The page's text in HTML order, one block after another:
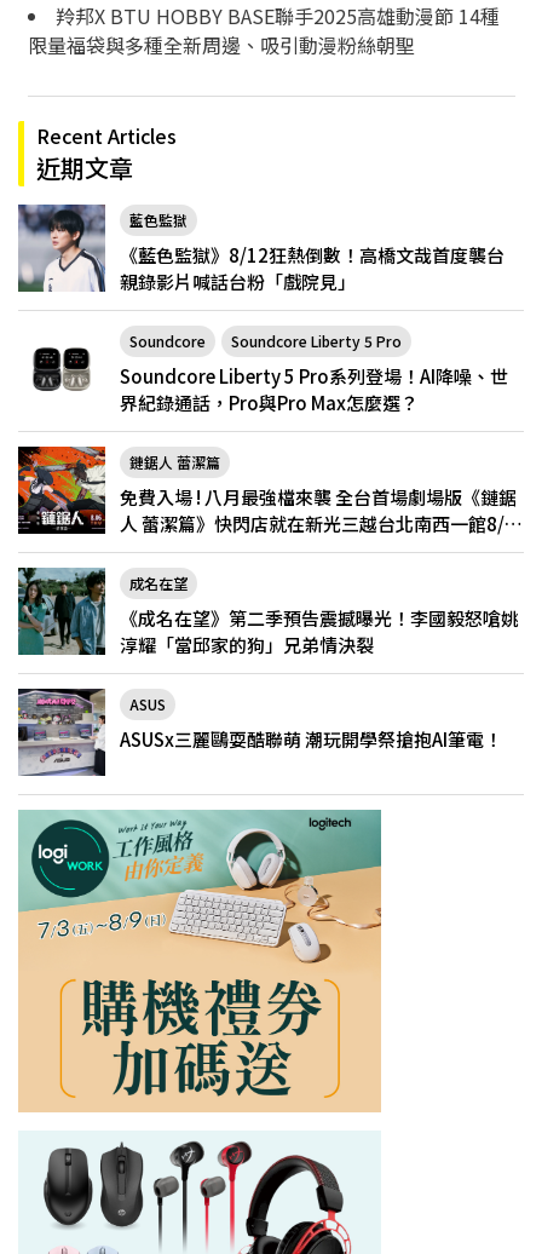
羚邦X BTU HOBBY BASE聯手2025高雄動漫節 14種
限量福袋與多種全新周邊、吸引動漫粉絲朝聖
Recent Articles
近期文章
藍色監獄
《藍色監獄》8/12狂熱倒數！高橋文哉首度襲台
親錄影片喊話台粉「戲院見」
Soundcore Soundcore Liberty 5 Pro
Soundcore Liberty 5 Pro系列登場！AI降噪、世
界紀錄通話，Pro與Pro Max怎麼選？
鏈鋸人 蕾潔篇
免費入場 ! 八月最強檔來襲 全台首場劇場版《鏈鋸
人 蕾潔篇》快閃店就在新光三越台北南西一館8/6
限定登場
成名在望
《成名在望》第二季預告震撼曝光！李國毅怒嗆姚
淳耀「當邱家的狗」兄弟情決裂
ASUS
ASUSx三麗鷗耍酷聯萌 潮玩開學祭搶抱AI筆電！